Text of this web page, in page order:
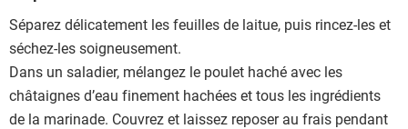
Séparez délicatement les feuilles de laitue, puis rincez-les et
séchez-les soigneusement.
Dans un saladier, mélangez le poulet haché avec les
châtaignes d’eau finement hachées et tous les ingrédients
de la marinade. Couvrez et laissez reposer au frais pendant